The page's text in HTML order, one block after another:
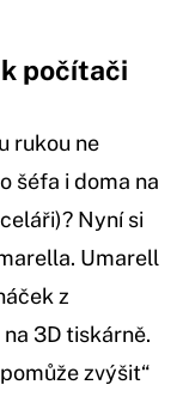
počítači
rukou ne
šéfa i doma na
Nyní si
Umarell
z
3D tiskárně.
zvýšit“